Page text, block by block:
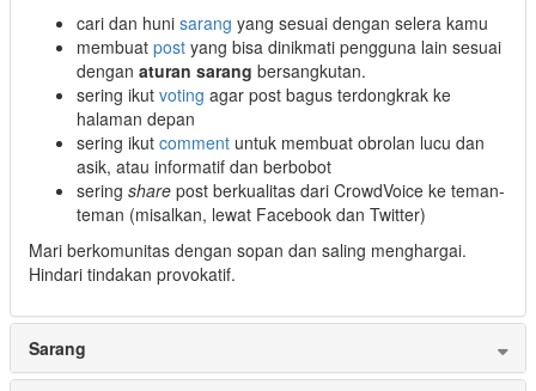
cari dan huni sarang yang sesuai dengan selera kamu
membuat post yang bisa dinikmati pengguna lain sesuai
dengan aturan sarang bersangkutan.
sering ikut voting agar post bagus terdongkrak ke
halaman depan
sering ikut comment untuk membuat obrolan lucu dan
asik, atau informatif dan berbobot
sering share post berkualitas dari CrowdVoice ke teman-
teman (misalkan, lewat Facebook dan Twitter)
Mari berkomunitas dengan sopan dan saling menghargai.
Hindari tindakan provokatif.
Sarang